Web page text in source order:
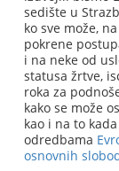
sedište u
ko sve može,
pokrene
i na neke od
statusa žrtve,
roka za
kako se može
kao i na to
odredbama
osnovnih